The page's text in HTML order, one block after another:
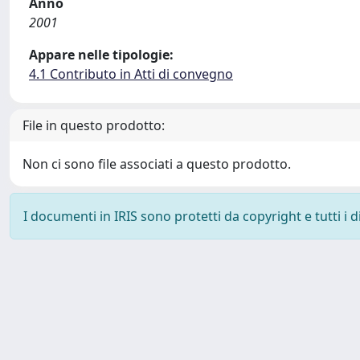
2001
Appare nelle tipologie:
4.1 Contributo in Atti di convegno
File in questo prodotto:
Non ci sono file associati a questo prodotto.
I documenti in IRIS sono protetti da copyright e tutti i